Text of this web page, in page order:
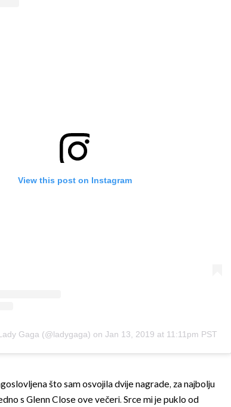
View this post on Instagram
Gaga (@ladygaga) onJan 13, 2019 at 11:11pm PST
što sam osvojila dvije nagrade, za najbolju
s Glenn Close ove večeri. Srce mi je puklo od